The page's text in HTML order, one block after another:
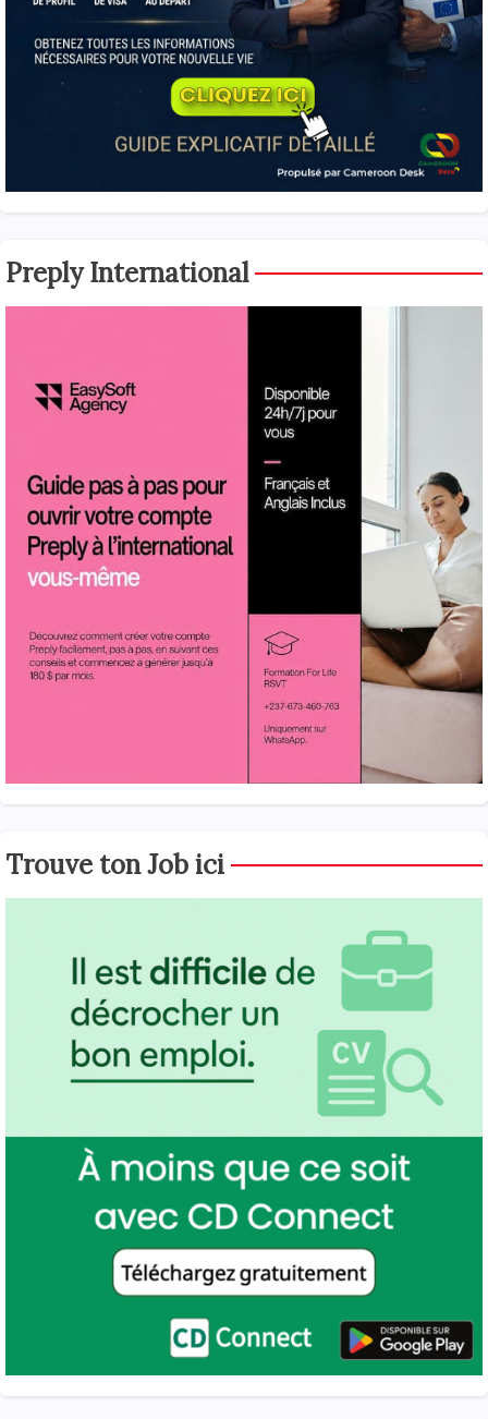
Preply International
Trouve ton Job ici